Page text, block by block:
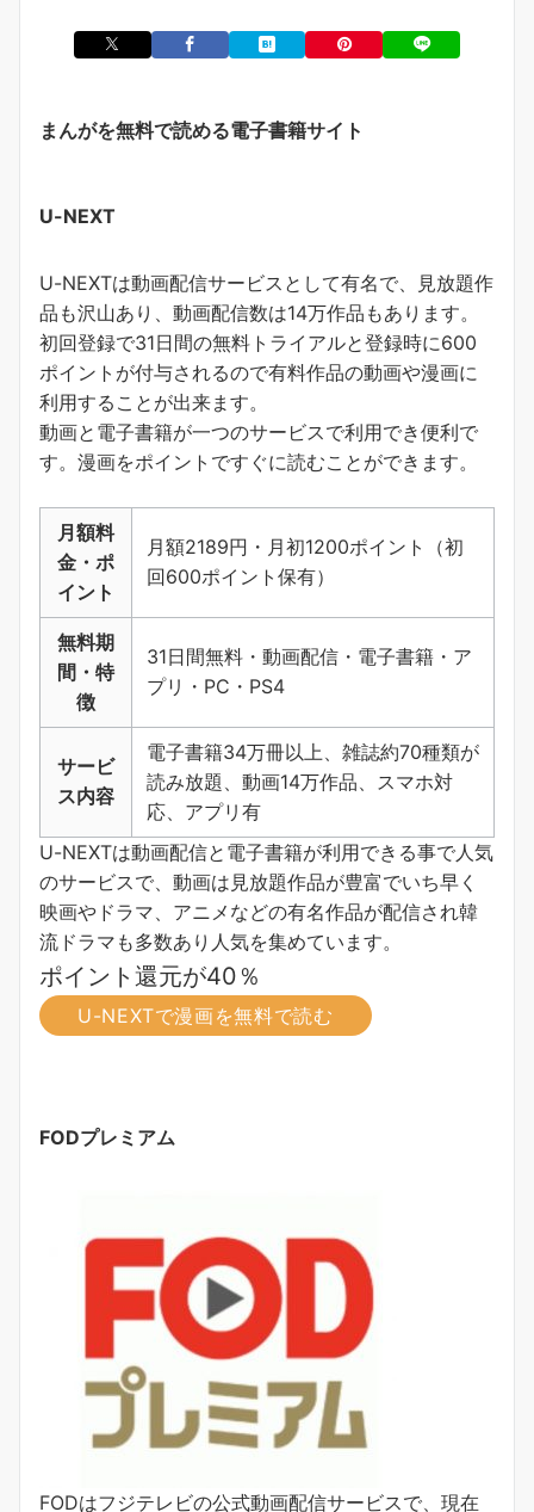
まんがを無料で読める電子書籍サイト
U-NEXT
U-NEXTは動画配信サービスとして有名で、見放題作
品も沢山あり、動画配信数は14万作品もあります。
初回登録で31日間の無料トライアルと登録時に600
ポイントが付与されるので有料作品の動画や漫画に
利用することが出来ます。
動画と電子書籍が一つのサービスで利用でき便利で
す。 漫画をポイントですぐに読むことができます。
月額料
金・ポ
イント
月額2189円・月初1200ポイント（初
回600ポイント保有）
無料期
間・特
徴
31日間無料・動画配信・電子書籍・ア
プリ・PC・PS4
サービ
ス内容
電子書籍34万冊以上、雑誌約70種類が
読み放題、動画14万作品、スマホ対
応、アプリ有
U-NEXTは動画配信と電子書籍が利用できる事で人気
のサービスで、動画は見放題作品が豊富でいち早く
映画やドラマ、アニメなどの有名作品が配信され韓
流ドラマも多数あり人気を集めています。
ポイント還元が40％
U-NEXTで漫画を無料で読む
FODプレミアム
FODはフジテレビの公式動画配信サービスで、現在